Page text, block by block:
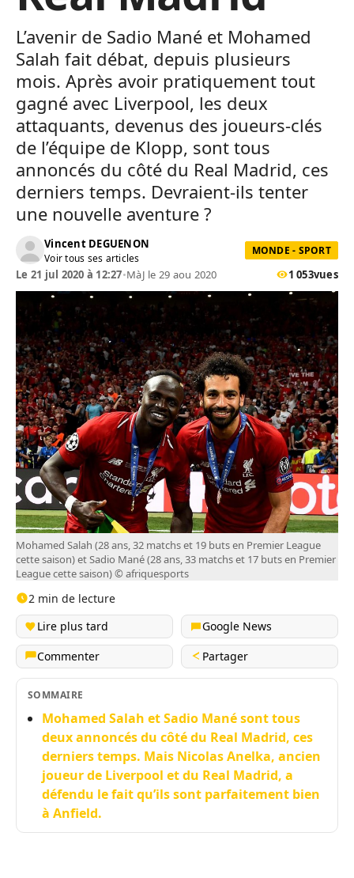
L’avenir de Sadio Mané et Mohamed
Salah fait débat, depuis plusieurs
mois. Après avoir pratiquement tout
gagné avec Liverpool, les deux
attaquants, devenus des joueurs-clés
de l’équipe de Klopp, sont tous
annoncés du côté du Real Madrid, ces
derniers temps. Devraient-ils tenter
une nouvelle aventure ?
Vincent DEGUENON
Voir tous ses articles
MONDE - SPORT
Le 21 jul 2020 à 12:27•MàJ le 29 aou 2020 1 053vues
Mohamed Salah (28 ans, 32 matchs et 19 buts en Premier League
cette saison) et Sadio Mané (28 ans, 33 matchs et 17 buts en Premier
League cette saison) © afriquesports
2 min de lecture
Lire plus tard
Google News
Commenter
Partager
SOMMAIRE
Mohamed Salah et Sadio Mané sont tous
deux annoncés du côté du Real Madrid, ces
derniers temps. Mais Nicolas Anelka, ancien
joueur de Liverpool et du Real Madrid, a
défendu le fait qu’ils sont parfaitement bien
à Anfield.